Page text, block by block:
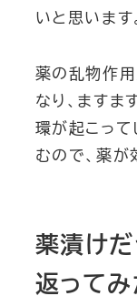
いと思います
薬の乱物作用
なり、ますま
環が起こって
むので、薬が
薬漬け
返ってみ